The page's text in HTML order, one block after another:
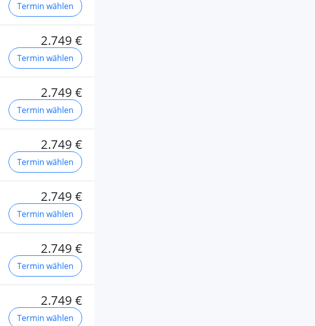
Termin wählen
2.749 €
Termin wählen
2.749 €
Termin wählen
2.749 €
Termin wählen
2.749 €
Termin wählen
2.749 €
Termin wählen
2.749 €
Termin wählen